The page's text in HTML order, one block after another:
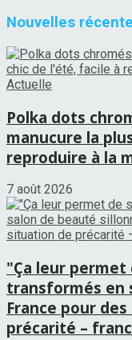
Nouvelles
Polka dots
manucure la
reproduire à la
7 août 2026
"Ça leur permet
transformés en
France pour
précarité –